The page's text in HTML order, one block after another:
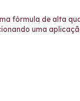
fórmula de alta
uma